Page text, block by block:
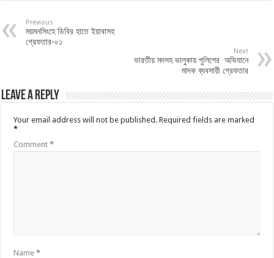
Previous
ময়মনসিংহে ডিবির হাতে ইয়াবাসহ
গ্রেফতার-০১
Next
ভারতীয় মদসহ ভালুকায় পুলিশের অভিযানে
মাদক ব্যবসায়ী গ্রেফতার
Leave a Reply
Your email address will not be published. Required fields are marked
*
Comment*
Name*